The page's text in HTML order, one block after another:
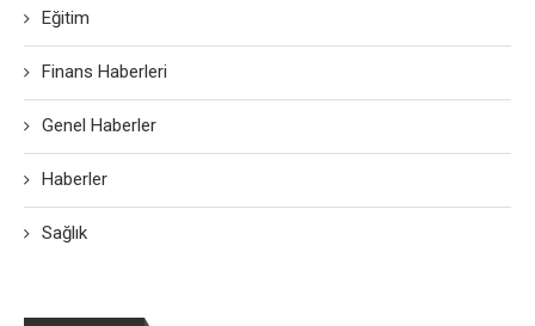
Eğitim
Finans Haberleri
Genel Haberler
Haberler
Sağlık